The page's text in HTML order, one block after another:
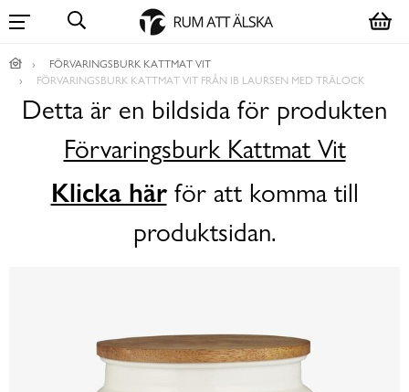
FÖRVARINGSBURK KATTMAT VIT
FÖRVARINGSBURK KATTMAT VIT FRÅN IB LAURSEN MED TRÄLOCK
Detta är en bildsida för produkten
Förvaringsburk Kattmat Vit
Klicka härför att komma till
produktsidan.